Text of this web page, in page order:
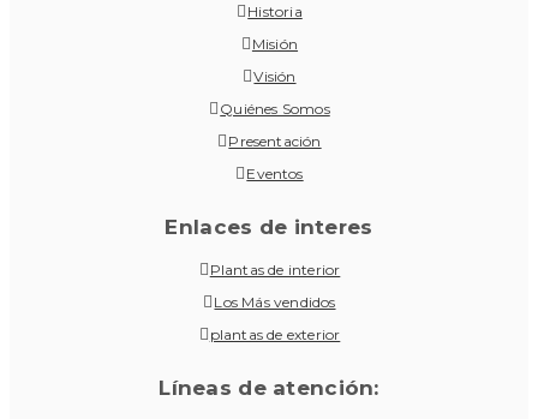
Historia
Misión
Visión
Quiénes Somos
Presentación
Eventos
Enlaces de interes
Plantas de interior
Los Más vendidos
plantas de exterior
Líneas de atención: